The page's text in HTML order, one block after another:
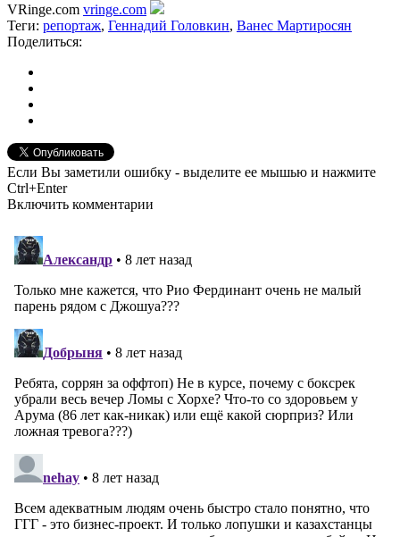
VRinge.com vringe.com
Теги: репортаж, Геннадий Головкин, Ванес Мартиросян
Поделиться:
Если Вы заметили ошибку - выделите ее мышью и нажмите
Ctrl+Enter
Включить комментарии